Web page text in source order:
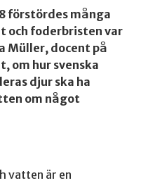
förstördes många
och foderbristen var
Müller, docent på
om hur svenska
djur ska ha
om något
vatten är en